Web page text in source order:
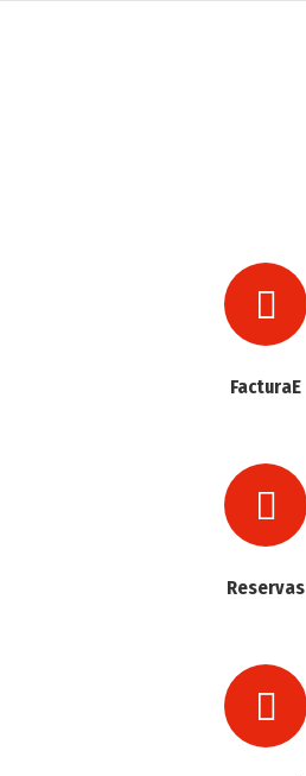
FacturaE
Reservas